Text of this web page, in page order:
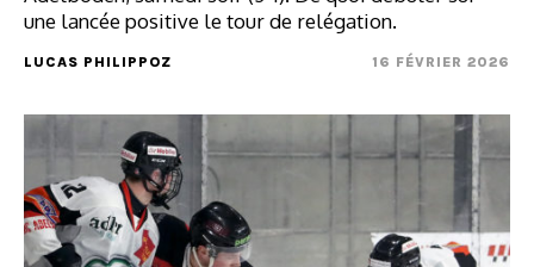
une lancée positive le tour de relégation.
LUCAS PHILIPPOZ 16 FÉVRIER 2026